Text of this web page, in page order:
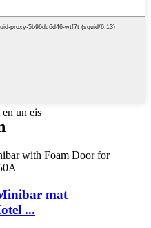
un eis
mat
...